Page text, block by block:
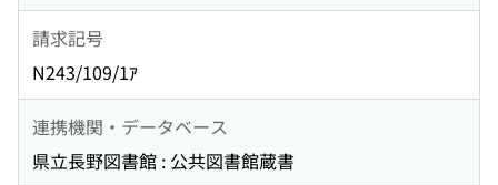
請求記号
N243/109/1ｱ
連携機関・データベース
県立長野図書館 : 公共図書館蔵書